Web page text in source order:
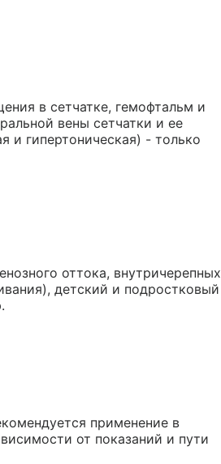
в сетчатке, гемофтальм и
вены сетчатки и ее
и гипертоническая) - только
оттока, внутричерепных
детский и подростковый
применение в
от показаний и пути